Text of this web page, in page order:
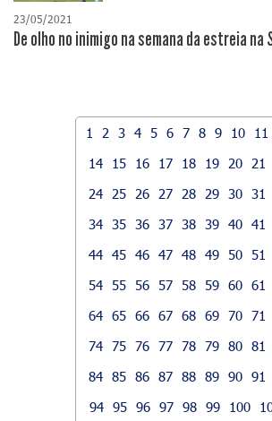
23/05/2021
De olho no inimigo na semana da estreia na
1 2 3 4 5 6 7 8 9 10 11
14
15 16 17 18 19 20 21
24
25 26 27 28 29 30 31
34 35 36 37 38 39 40 41
44 45 46 47 48 49 50 51
54 55 56 57 58 59 60 61
64 65 66 67 68 69 70 71
74 75 76 77 78 79 80 81
84 85 86 87 88 89 90 91
94 95 96 97 98 99 100